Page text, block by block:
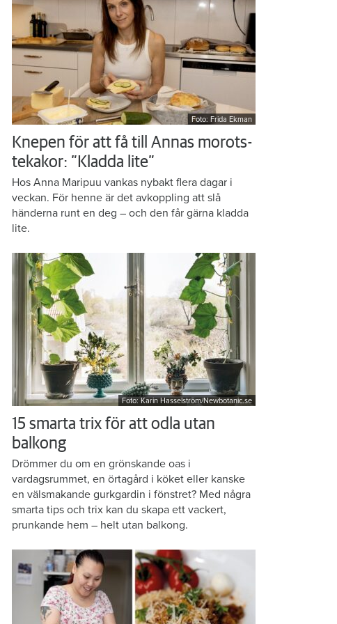
Foto: Frida Ekman
Knepen för att få till Annas morots-
tekakor: ”Kladda lite”
Hos Anna Maripuu vankas nybakt flera dagar i
veckan. För henne är det avkoppling att slå
händerna runt en deg – och den får gärna kladda
lite.
Foto: Karin Hasselström/Newbotanic.se
15 smarta trix för att odla utan
balkong
Drömmer du om en grönskande oas i
vardagsrummet, en örtagård i köket eller kanske
en välsmakande gurkgardin i fönstret? Med några
smarta tips och trix kan du skapa ett vackert,
prunkande hem – helt utan balkong.